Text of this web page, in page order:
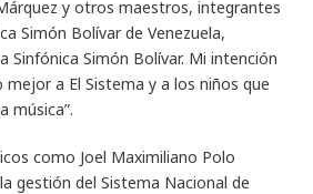
y otros maestros, integrantes
Simón Bolívar de Venezuela,
Sinfónica Simón Bolívar. Mi intención
a El Sistema y a los niños que
música”.
como Joel Maximiliano Polo
gestión del Sistema Nacional de